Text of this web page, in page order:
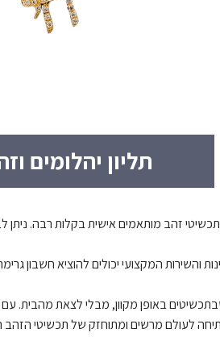
תליון יהלומים
זהב מותאמים אישית בקלות רבה. ניתן
המקצועי יכולים להוציא חשבון
באופן מקוון, מבלי לצאת
לעולם מרשים ומתוחזק של תכשיטי הזהב